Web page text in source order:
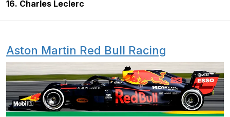
16. Charles Leclerc
Aston Martin Red Bull Racing